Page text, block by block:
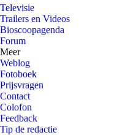
Televisie
Trailers en Videos
Bioscoopagenda
Forum
Meer
Weblog
Fotoboek
Prijsvragen
Contact
Colofon
Feedback
Tip de redactie